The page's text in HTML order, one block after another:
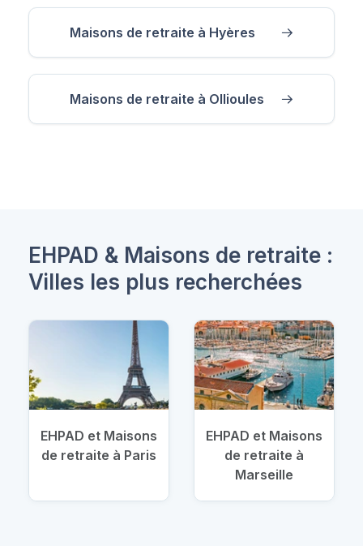
Maisons de retraite à Hyères
Maisons de retraite à Ollioules
EHPAD & Maisons de retraite :
Villes les plus recherchées
EHPAD et Maisons
de retraite à Paris
EHPAD et Maisons
de retraite à
Marseille